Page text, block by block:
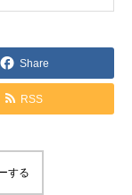
Share
RSS
する